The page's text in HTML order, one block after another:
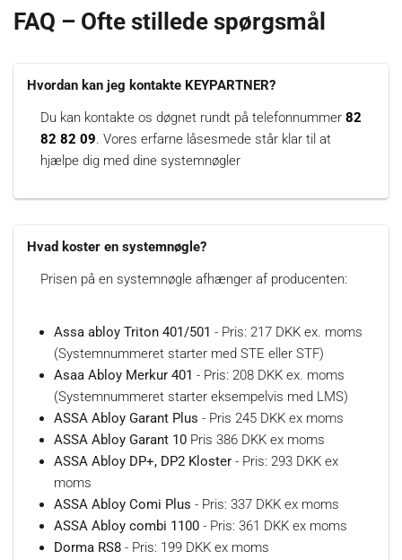
FAQ – Ofte stillede spørgsmål
Hvordan kan jeg kontakte KEYPARTNER?
Du kan kontakte os døgnet rundt på telefonnummer 82
82 82 09. Vores erfarne låsesmede står klar til at
hjælpe dig med dine systemnøgler
Hvad koster en systemnøgle?
Prisen på en systemnøgle afhænger af producenten:
Assa abloy Triton 401/501 - Pris: 217 DKK ex. moms
(Systemnummeret starter med STE eller STF)
Asaa Abloy Merkur 401 - Pris: 208 DKK ex. moms
(Systemnummeret starter eksempelvis med LMS)
ASSA Abloy Garant Plus - Pris 245 DKK ex moms
ASSA Abloy Garant 10 Pris 386 DKK ex moms
ASSA Abloy DP+, DP2 Kloster - Pris: 293 DKK ex
moms
ASSA Abloy Comi Plus - Pris: 337 DKK ex moms
ASSA Abloy combi 1100 - Pris: 361 DKK ex moms
Dorma RS8 - Pris: 199 DKK ex moms